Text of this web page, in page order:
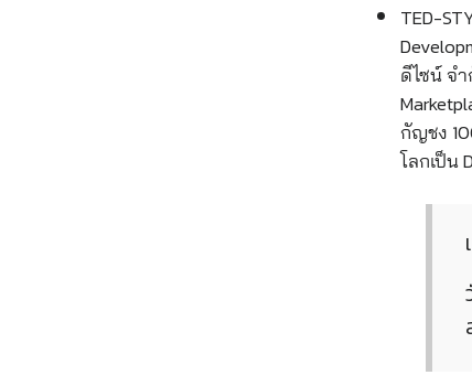
TED-
ดีไซน์ จ
กัญชง
โลกเป็น